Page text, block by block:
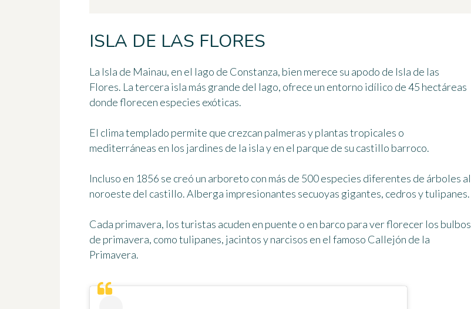
ISLA DE LAS FLORES
La Isla de Mainau, en el lago de Constanza, bien merece su apodo de Isla de las
Flores. La tercera isla más grande del lago, ofrece un entorno idílico de 45 hectáreas
donde florecen especies exóticas.
El clima templado permite que crezcan palmeras y plantas tropicales o
mediterráneas en los jardines de la isla y en el parque de su castillo barroco.
Incluso en 1856 se creó un arboreto con más de 500 especies diferentes de árboles al
noroeste del castillo. Alberga impresionantes secuoyas gigantes, cedros y tulipanes.
Cada primavera, los turistas acuden en puente o en barco para ver florecer los bulbos
de primavera, como tulipanes, jacintos y narcisos en el famoso Callejón de la
Primavera.